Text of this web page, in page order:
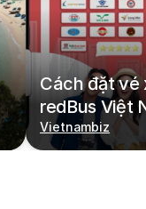
Cách đặt vé
redBus Việt
Vietnambiz